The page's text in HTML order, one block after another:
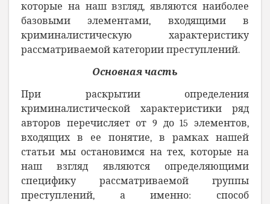
которые на наш взгляд, являются наиболее
базовыми элементами, входящими в
криминалистическую характеристику
рассматриваемой категории преступлений.
Основная часть
При раскрытии определения
криминалистической характеристики ряд
авторов перечисляет от 9 до 15 элементов,
входящих в ее понятие, в рамках нашей
статьи мы остановимся на тех, которые на
наш взгляд являются определяющими
специфику рассматриваемой группы
преступлений, а именно: способ